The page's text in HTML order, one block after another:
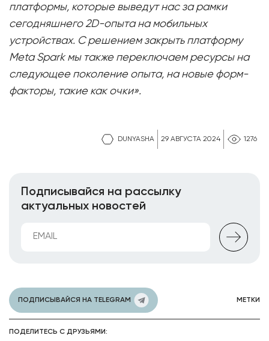
DUNYASHA 29 АВГУСТА 2024 1276
платформы, которые выведут нас за рамки
сегодняшнего 2D-опыта на мобильных
устройствах. С решением закрыть платформу
Meta Spark мы также переключаем ресурсы на
следующее поколение опыта, на новые форм-
факторы, такие как очки».
Подписывайся на рассылку
актуальных новостей
ПОДПИСЫВАЙСЯ НА TELEGRAM МЕТКИ
ПОДЕЛИТЕСЬ С ДРУЗЬЯМИ: